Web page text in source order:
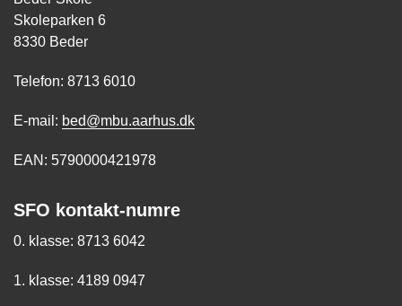
Skoleparken 6
8330 Beder
Telefon: 8713 6010
E-mail: bed@mbu.aarhus.dk
EAN: 5790000421978
SFO kontakt-numre
0. klasse: 8713 6042
1. klasse: 4189 0947